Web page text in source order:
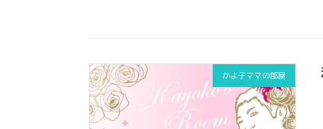
かよ子ママの部屋